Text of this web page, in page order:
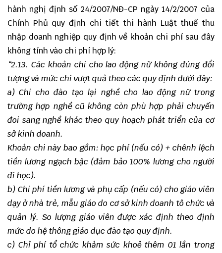
hành nghị định số 24/2007/NĐ-CP ngày 14/2/2007 của
Chính Phủ quy định chi tiết thi hành Luật thuế thu
nhập doanh nghiệp quy định về khoản chi phí sau đây
không tính vào chi phí hợp lý:
“2.13. Các khoản chi cho lao động nữ không đúng đổi
tượng và mức chi vượt quả theo các quy định dưới đây:
a) Chi cho đào tạo lại nghề cho lao động nữ trong
trường hợp nghề cũ không còn phù hợp phải chuyến
đoi sang nghề khác theo quy hoạch phát triển của cơ
sở kinh doanh.
Khoản chi này bao gồm: học phí (nếu có) + chênh lệch
tiền lương ngạch bậc (đảm bảo 100% lương cho người
đi học).
b) Chi phí tiền lương và phụ cấp (nếu có) cho giáo viên
dạy ở nhà trẻ, mẫu giáo do cơ sở kinh doanh tô chức và
quản lý. So lượng giáo viên được xác định theo định
mức do hệ thông giáo dục đào tạo quy định.
c) Chỉ phí tổ chức khảm sức khoẻ thêm 01 lần trong